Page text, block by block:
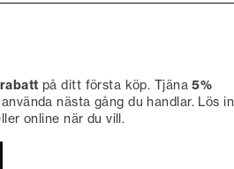
på ditt första köp. Tjäna5%
nästa gång du handlar. Lös in
online när du vill.